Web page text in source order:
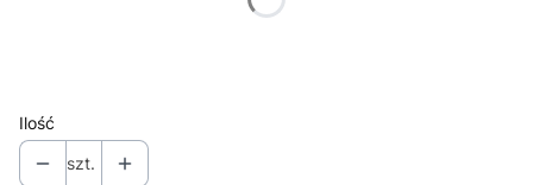
Ilość
szt.